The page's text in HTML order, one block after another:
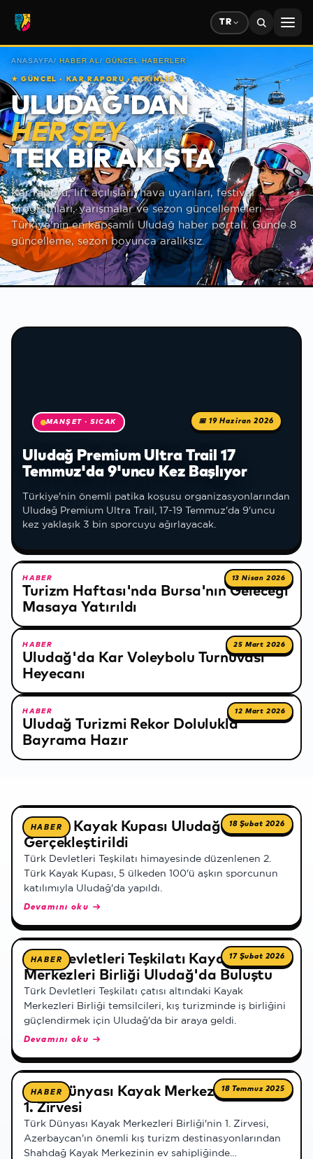
TR
ANASAYFA/ HABER AL / GÜNCEL HABERLER
★ GÜNCEL · KAR RAPORU · ETKİNLİK
ULUDAĞ'DAN
HER ŞEY
TEK BIR AKIŞTA
Kar raporu, lift açılışları, hava uyarıları, festival
programları, yarışmalar ve sezon güncellemeleri —
Türkiye'nin en kapsamlı Uludağ haber portalı. Günde 8
güncelleme, sezon boyunca aralıksız.
Öne çıkan haberler
MANŞET · SICAK
Uludağ Premium Ultra Trail 17
Temmuz'da 9'uncu Kez Başlıyor
Türkiye'nin önemli patika koşusu organizasyonlarından
Uludağ Premium Ultra Trail, 17-19 Temmuz'da 9'uncu
kez yaklaşık 3 bin sporcuyu ağırlayacak.
📅19 Haziran 2026
HABER
Turizm Haftası'nda Bursa'nın Geleceği
Masaya Yatırıldı
13 Nisan 2026
HABER
Uludağ'da Kar Voleybolu Turnuvası
Heyecanı
25 Mart 2026
HABER
Uludağ Turizmi Rekor Dolulukla
Bayrama Hazır
12 Mart 2026
Tüm haberler
HABER 18 Şubat 2026
2. Türk Kayak Kupası Uludağ'da
Gerçekleştirildi
Türk Devletleri Teşkilatı himayesinde düzenlenen 2.
Türk Kayak Kupası, 5 ülkeden 100'ü aşkın sporcunun
katılımıyla Uludağ'da yapıldı.
Devamını oku →
HABER 17 Şubat 2026
Türk Devletleri Teşkilatı Kayak
Merkezleri Birliği Uludağ'da Buluştu
Türk Devletleri Teşkilatı çatısı altındaki Kayak
Merkezleri Birliği temsilcileri, kış turizminde iş birliğini
güçlendirmek için Uludağ'da bir araya geldi.
Devamını oku →
HABER 18 Temmuz 2025
Türk Dünyası Kayak Merkezleri Birliği
1. Zirvesi
Türk Dünyası Kayak Merkezleri Birliği'nin 1. Zirvesi,
Azerbaycan'ın önemli kış turizm destinasyonlarından
Shahdağ Kayak Merkezinin ev sahipliğinde